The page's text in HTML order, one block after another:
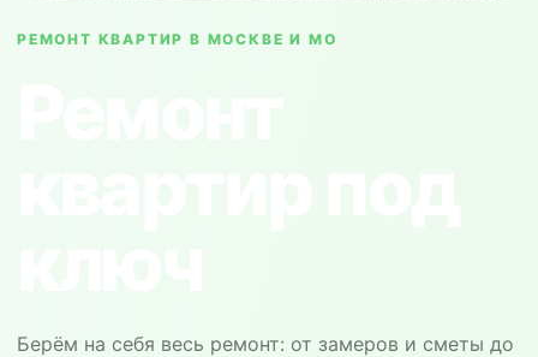
РЕМОНТ КВАРТИР В МОСКВЕ И МО
Берём на себя весь ремонт: от замеров и сметы до